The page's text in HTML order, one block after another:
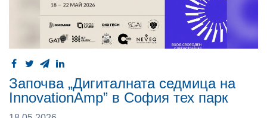
Започва „Дигиталната седмица на
InnovationAmp” в София тех парк